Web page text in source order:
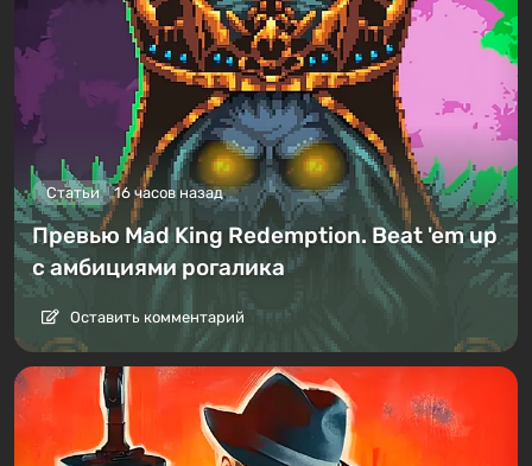
Статьи 16 часов назад
Превью Mad King Redemption. Beat 'em up
с амбициями рогалика
Оставить комментарий